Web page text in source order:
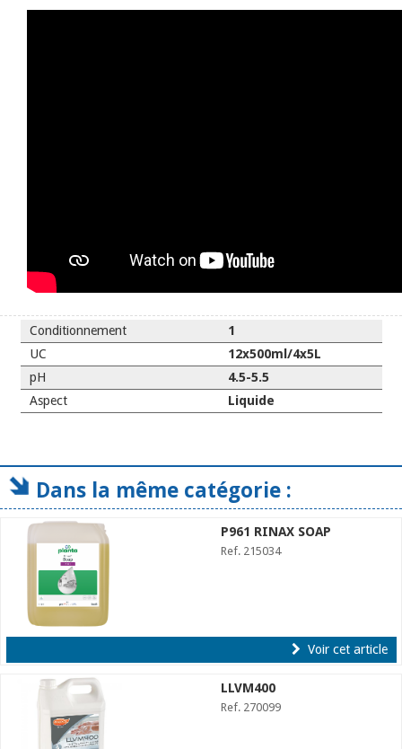
Conditionnement
1
UC
12x500ml/4x5L
pH
4.5-5.5
Aspect
Liquide
Dans la même catégorie :
P961 RINAX SOAP
Ref. 215034
Voir cet article
LLVM400
Ref. 270099